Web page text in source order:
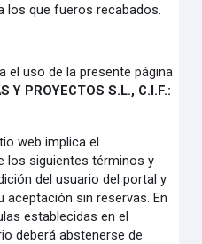
los que fueros recabados.
el uso de la presente página
Y PROYECTOS S.L., C.I.F.:
web implica el
los siguientes términos y
del usuario del portal y
sin reservas. En
establecidas en el
deberá abstenerse de